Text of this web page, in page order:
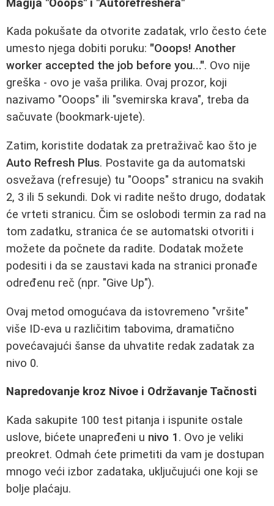
Magija "Ooops" i "Autorefreshera"
Kada pokušate da otvorite zadatak, vrlo često ćete
umesto njega dobiti poruku: "Ooops! Another
worker accepted the job before you...". Ovo nije
greška - ovo je vaša prilika. Ovaj prozor, koji
nazivamo "Ooops" ili "svemirska krava", treba da
sačuvate (bookmark-ujete).
Zatim, koristite dodatak za pretraživač kao što je
Auto Refresh Plus. Postavite ga da automatski
osvežava (refresuje) tu "Ooops" stranicu na svakih
2, 3 ili 5 sekundi. Dok vi radite nešto drugo, dodatak
će vrteti stranicu. Čim se oslobodi termin za rad na
tom zadatku, stranica će se automatski otvoriti i
možete da počnete da radite. Dodatak možete
podesiti i da se zaustavi kada na stranici pronađe
određenu reč (npr. "Give Up").
Ovaj metod omogućava da istovremeno "vršite"
više ID-eva u različitim tabovima, dramatično
povećavajući šanse da uhvatite redak zadatak za
nivo 0.
Napredovanje kroz Nivoe i Održavanje Tačnosti
Kada sakupite 100 test pitanja i ispunite ostale
uslove, bićete unapređeni u nivo 1. Ovo je veliki
preokret. Odmah ćete primetiti da vam je dostupan
mnogo veći izbor zadataka, uključujući one koji se
bolje plaćaju.